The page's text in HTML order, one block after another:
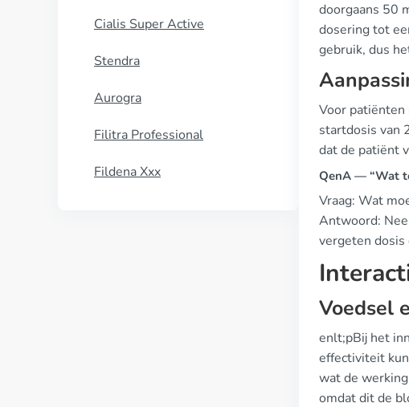
Cialis Super Active
Stendra
Aurogra
Filitra Professional
Fildena Xxx
doorgaans 50
dosering tot
gebruik, dus
Voor patiënten
startdosis van
dat de patiënt
QenA — “Wat
Vraag: Wat
Antwoord:
vergeten dosis
Voedsel
enlt;pBij het
effectiviteit
wat de
omdat dit de